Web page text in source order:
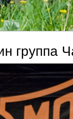
группа